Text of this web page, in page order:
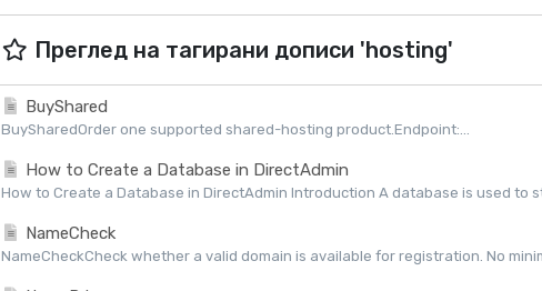
Преглед на тагирани дописи 'hosting'
BuyShared
BuySharedOrder one supported shared-hosting product.Endpoint:...
How to Create a Database in DirectAdmin
How to Create a Database in DirectAdmin Introduction A database is used to
NameCheck
NameCheckCheck whether a valid domain is available for registration. No